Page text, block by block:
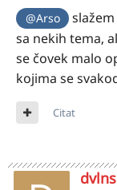
@Arso
sa nekih tema,
se čovek malo
kojima se
Citat
dvlns